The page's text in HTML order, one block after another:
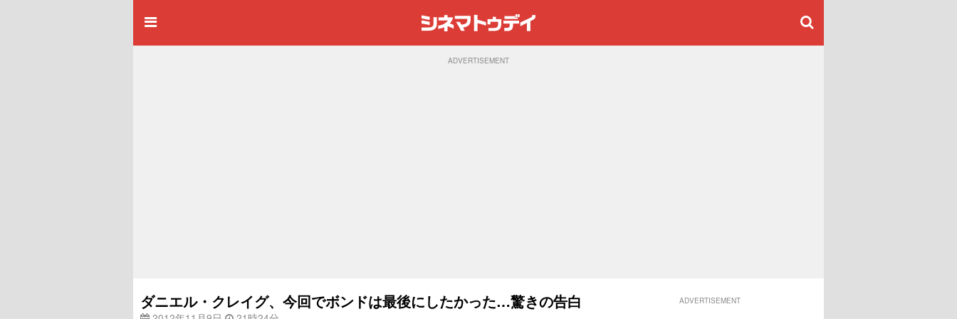
ADVERTISEMENT
ダニエル・クレイグ、今回でボンドは最後にしたかった…驚きの告白 ADVERTISEMENT